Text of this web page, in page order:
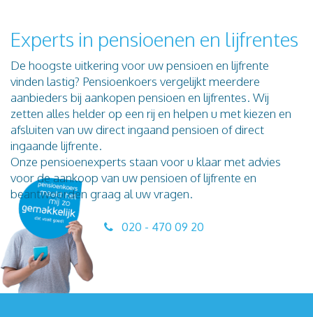
Experts in pensioenen en lijfrentes
De hoogste uitkering voor uw pensioen en lijfrente
vinden lastig? Pensioenkoers vergelijkt meerdere
aanbieders bij aankopen pensioen en lijfrentes. Wij
zetten alles helder op een rij en helpen u met kiezen en
afsluiten van uw direct ingaand pensioen of direct
ingaande lijfrente.
Onze pensioenexperts staan voor u klaar met advies
voor de aankoop van uw pensioen of lijfrente en
beantwoorden graag al uw vragen.
020 - 470 09 20